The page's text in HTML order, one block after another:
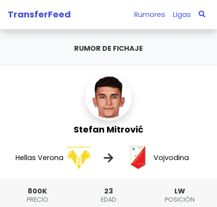
TransferFeed Rumores Ligas
RUMOR DE FICHAJE
Stefan Mitrović
Hellas Verona → Vojvodina
800K
PRECIO
23
EDAD
LW
POSICIÓN